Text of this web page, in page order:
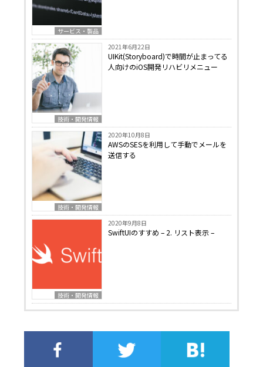
サービス・製品
技術・開発情報
2021年6月22日
UIKit(Storyboard)で時間が止まってる
人向けのiOS開発リハビリメニュー
技術・開発情報
2020年10月8日
AWSのSESを利用して手動でメールを
送信する
技術・開発情報
2020年9月8日
SwiftUIのすすめ – 2. リスト表示 –